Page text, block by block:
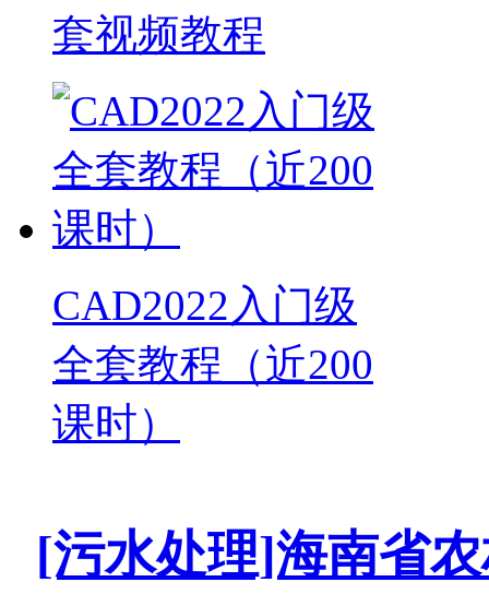
套视频教程
CAD2022入门级
全套教程（近200
课时）
[污水处理]海南省